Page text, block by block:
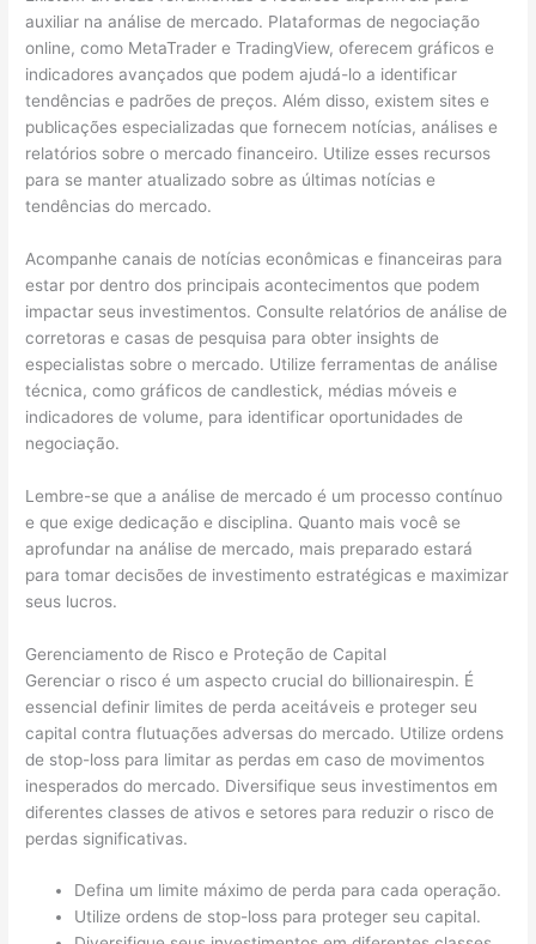
auxiliar na análise de mercado. Plataformas de negociação
online, como MetaTrader e TradingView, oferecem gráficos e
indicadores avançados que podem ajudá-lo a identificar
tendências e padrões de preços. Além disso, existem sites e
publicações especializadas que fornecem notícias, análises e
relatórios sobre o mercado financeiro. Utilize esses recursos
para se manter atualizado sobre as últimas notícias e
tendências do mercado.
Acompanhe canais de notícias econômicas e financeiras para
estar por dentro dos principais acontecimentos que podem
impactar seus investimentos. Consulte relatórios de análise de
corretoras e casas de pesquisa para obter insights de
especialistas sobre o mercado. Utilize ferramentas de análise
técnica, como gráficos de candlestick, médias móveis e
indicadores de volume, para identificar oportunidades de
negociação.
Lembre-se que a análise de mercado é um processo contínuo
e que exige dedicação e disciplina. Quanto mais você se
aprofundar na análise de mercado, mais preparado estará
para tomar decisões de investimento estratégicas e maximizar
seus lucros.
Gerenciamento de Risco e Proteção de Capital
Gerenciar o risco é um aspecto crucial do billionairespin. É
essencial definir limites de perda aceitáveis e proteger seu
capital contra flutuações adversas do mercado. Utilize ordens
de stop-loss para limitar as perdas em caso de movimentos
inesperados do mercado. Diversifique seus investimentos em
diferentes classes de ativos e setores para reduzir o risco de
perdas significativas.
Defina um limite máximo de perda para cada operação.
Utilize ordens de stop-loss para proteger seu capital.